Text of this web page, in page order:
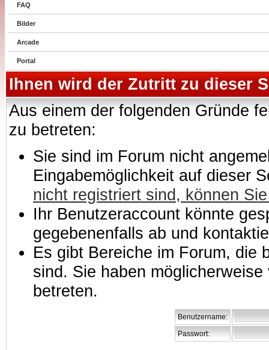
FAQ
Bilder
Arcade
Portal
Ihnen wird der Zutritt zu dieser
Aus einem der folgenden Gründe
zu betreten:
Sie sind im Forum nicht
Eingabemöglichkeit auf dieser
nicht registriert sind, können
Ihr Benutzeraccount könnte
gegebenenfalls ab und
Es gibt Bereiche im Forum, die
sind. Sie haben
betreten.
Benutzername:
Passwort: